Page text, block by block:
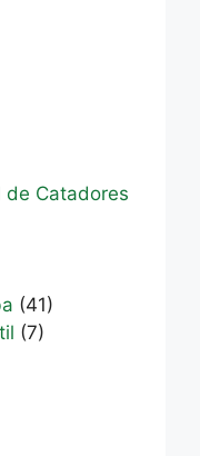
de Catadores
(41)
(7)